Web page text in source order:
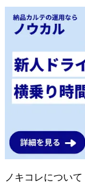
ノキコレについて